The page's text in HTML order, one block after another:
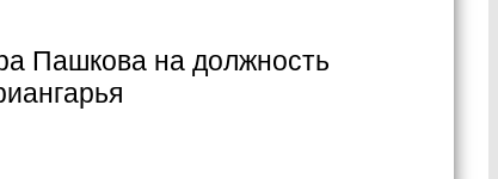
Пашкова на должность